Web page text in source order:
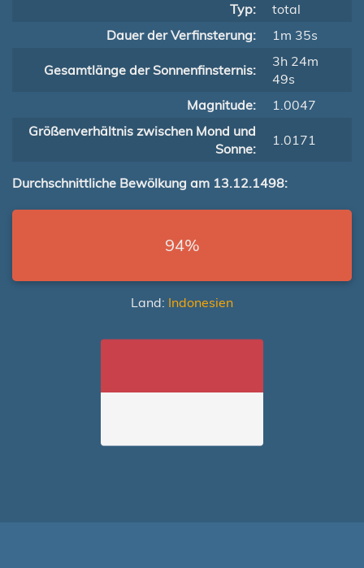
Typ:
total
Dauer der Verfinsterung:
1m 35s
Gesamtlänge der Sonnenfinsternis:
3h 24m
49s
Magnitude:
1.0047
Größenverhältnis zwischen Mond und
Sonne:
1.0171
Durchschnittliche Bewölkung am 13.12.1498:
94%
Land: Indonesien